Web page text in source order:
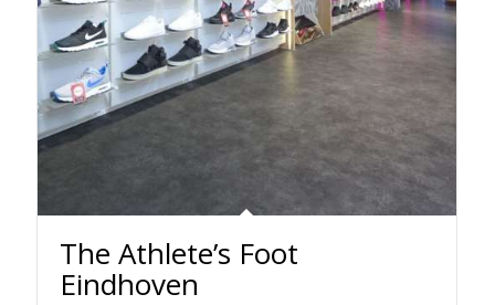
The Athlete’s Foot
Eindhoven